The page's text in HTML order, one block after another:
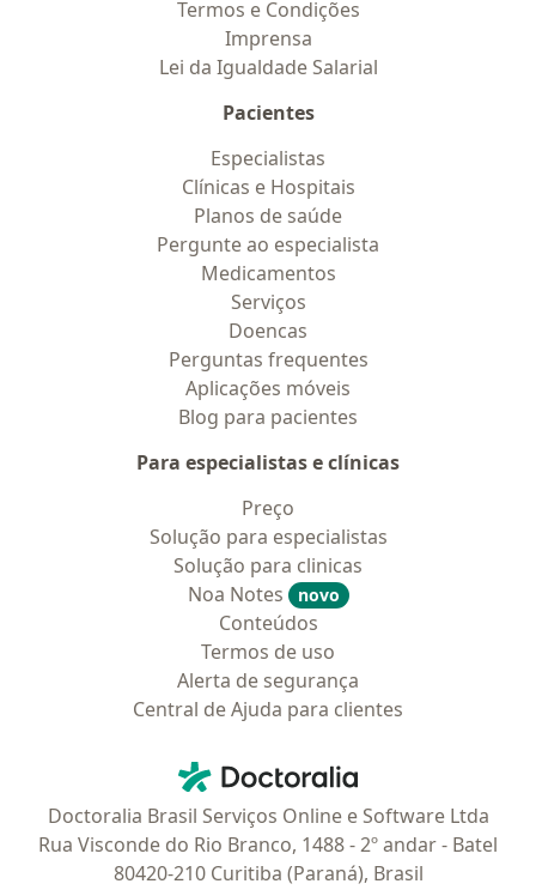
Termos e Condições
Imprensa
Lei da Igualdade Salarial
Pacientes
Especialistas
Clínicas e Hospitais
Planos de saúde
Pergunte ao especialista
Medicamentos
Serviços
Doencas
Perguntas frequentes
Aplicações móveis
Blog para pacientes
Para especialistas e clínicas
Preço
Solução para especialistas
Solução para clinicas
Noa Notes
novo
Conteúdos
Termos de uso
Alerta de segurança
Central de Ajuda para clientes
Doctoralia - Homepage
Doctoralia Brasil Serviços Online e Software Ltda
Rua Visconde do Rio Branco, 1488 - 2º andar - Batel
80420-210 Curitiba (Paraná), Brasil